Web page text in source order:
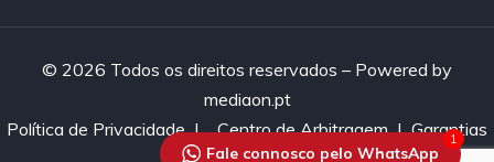
© 2026 Todos os direitos reservados – Powered by
mediaon.pt
Política de Privacidade|Centro de Arbitragem |Garantias
Fale connosco pelo WhatsApp
1